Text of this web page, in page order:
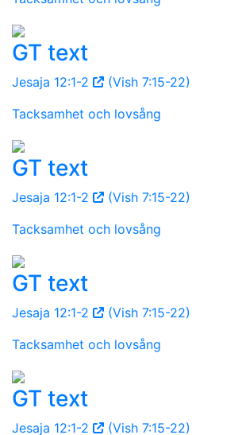
GT text
Jesaja 12:1-2
(Vish 7:15-22)
Tacksamhet och lovsång
GT text
Jesaja 12:1-2
(Vish 7:15-22)
Tacksamhet och lovsång
GT text
Jesaja 12:1-2
(Vish 7:15-22)
Tacksamhet och lovsång
GT text
Jesaja 12:1-2
(Vish 7:15-22)